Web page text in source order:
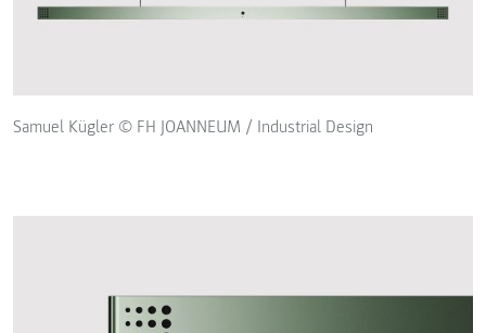
Samuel Kügler © FH JOANNEUM / Industrial Design